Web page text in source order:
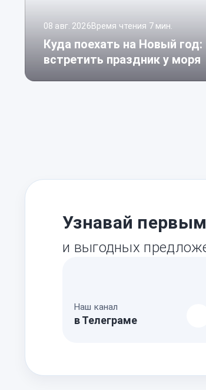
08 авг. 2026Время чтения 7 мин.
Куда поехать на Новый
встретить праздник у моря
Узнавай
и выгодных
Наш канал
в Телеграме